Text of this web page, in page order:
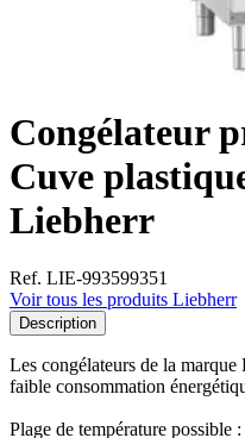
Congélateur
Cuve
Liebherr
Ref. LIE-993599351
Voir tous les produits Liebherr
Description
Les congélateurs de la
faible consommation
Plage de température possible :